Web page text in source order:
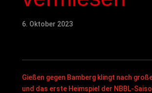
6. Oktober 2023
Gießen gegen Bamberg klingt nach
und das erste Heimspiel der NBBL-